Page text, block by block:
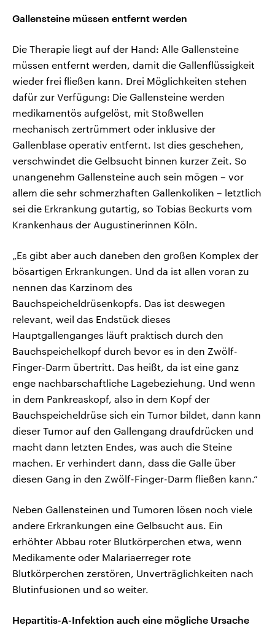
Gallensteine müssen entfernt werden
Die Therapie liegt auf der Hand: Alle Gallensteine
müssen entfernt werden, damit die Gallenflüssigkeit
wieder frei fließen kann. Drei Möglichkeiten stehen
dafür zur Verfügung: Die Gallensteine werden
medikamentös aufgelöst, mit Stoßwellen
mechanisch zertrümmert oder inklusive der
Gallenblase operativ entfernt. Ist dies geschehen,
verschwindet die Gelbsucht binnen kurzer Zeit. So
unangenehm Gallensteine auch sein mögen – vor
allem die sehr schmerzhaften Gallenkoliken – letztlich
sei die Erkrankung gutartig, so Tobias Beckurts vom
Krankenhaus der Augustinerinnen Köln.
„Es gibt aber auch daneben den großen Komplex der
bösartigen Erkrankungen. Und da ist allen voran zu
nennen das Karzinom des
Bauchspeicheldrüsenkopfs. Das ist deswegen
relevant, weil das Endstück dieses
Hauptgallenganges läuft praktisch durch den
Bauchspeichelkopf durch bevor es in den Zwölf-
Finger-Darm übertritt. Das heißt, da ist eine ganz
enge nachbarschaftliche Lagebeziehung. Und wenn
in dem Pankreaskopf, also in dem Kopf der
Bauchspeicheldrüse sich ein Tumor bildet, dann kann
dieser Tumor auf den Gallengang draufdrücken und
macht dann letzten Endes, was auch die Steine
machen. Er verhindert dann, dass die Galle über
diesen Gang in den Zwölf-Finger-Darm fließen kann.“
Neben Gallensteinen und Tumoren lösen noch viele
andere Erkrankungen eine Gelbsucht aus. Ein
erhöhter Abbau roter Blutkörperchen etwa, wenn
Medikamente oder Malariaerreger rote
Blutkörperchen zerstören, Unverträglichkeiten nach
Blutinfusionen und so weiter.
Hepartitis-A-Infektion auch eine mögliche Ursache